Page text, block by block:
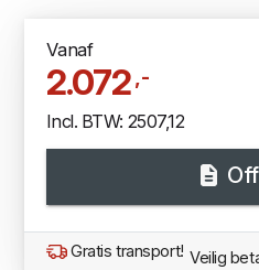
Vanaf
2.072,-
Incl. BTW: 2507,12
Gratis transport! Veilig